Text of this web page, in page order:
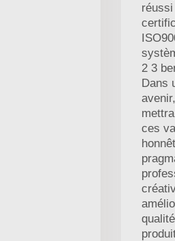
2 3
Dans
ces